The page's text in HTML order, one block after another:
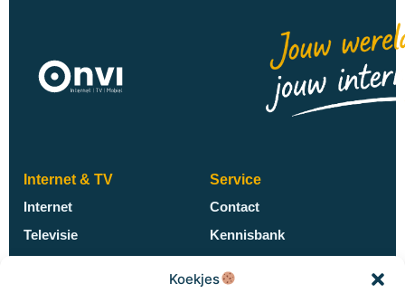
Koekjes
Internet & TV
Internet
Televisie
Service
Contact
Kennisbank